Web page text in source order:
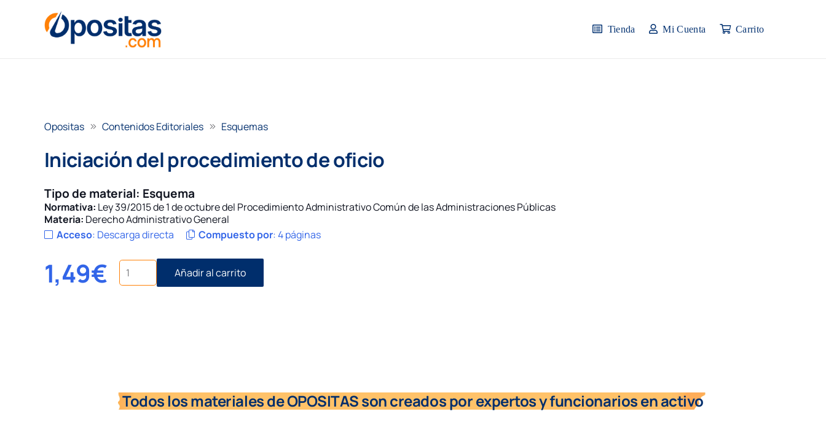
Tienda Mi Cuenta Carrito
Opositas Contenidos Editoriales Esquemas
Iniciación del procedimiento de oficio
Tipo de material: Esquema
Normativa: Ley 39/2015 de 1 de octubre del Procedimiento Administrativo Común de las Administraciones Públicas
Materia: Derecho Administrativo General
Acceso: Descarga directa Compuesto por:4 páginas
1,49€
Iniciación
del
procedimiento
Añadir al carrito
Todos los materiales de OPOSITAS son creados por expertos y funcionarios en activo